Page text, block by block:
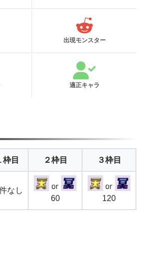
出現モンスター
適正キャラ
枠目 ２枠目 ３枠目
なし
60
120